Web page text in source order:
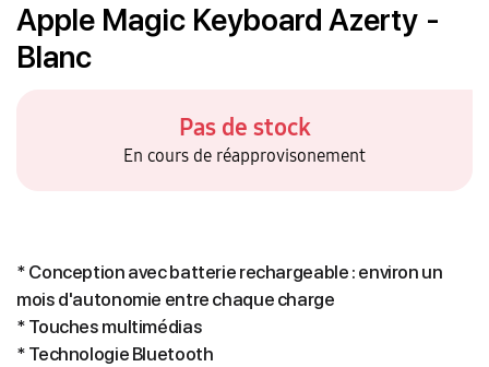
Apple Magic Keyboard Azerty -
Blanc
Pas de stock
En cours de réapprovisonement
* Conception avec batterie rechargeable : environ un
mois d'autonomie entre chaque charge
* Touches multimédias
* Technologie Bluetooth